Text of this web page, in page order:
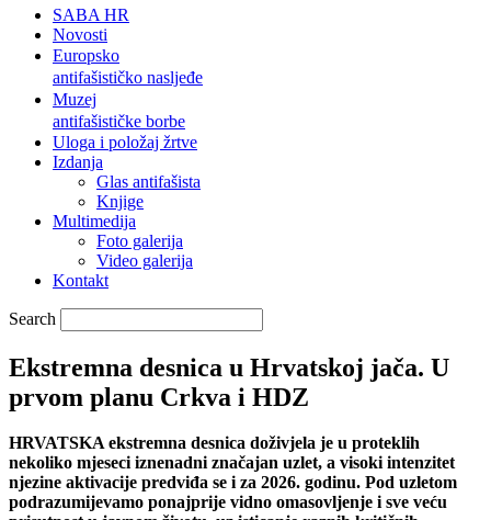
SABA HR
Novosti
Europsko
antifašističko nasljeđe
Muzej
antifašističke borbe
Uloga i položaj žrtve
Izdanja
Glas antifašista
Knjige
Multimedija
Foto galerija
Video galerija
Kontakt
Search
Ekstremna desnica u Hrvatskoj jača. U
prvom planu Crkva i HDZ
HRVATSKA ekstremna desnica doživjela je u proteklih
nekoliko mjeseci iznenadni značajan uzlet, a visoki intenzitet
njezine aktivacije predviđa se i za 2026. godinu. Pod uzletom
podrazumijevamo ponajprije vidno omasovljenje i sve veću